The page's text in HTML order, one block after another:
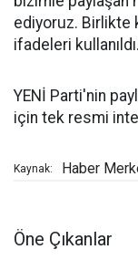
ediyoruz. Birlikte
ifadeleri kullanıldı.
YENİ Parti'nin
için tek resmi
Kaynak: Haber
Öne Çıkanlar